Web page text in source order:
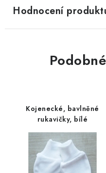
Hodnocení
Kojenecké, bavlněné
rukavičky, bílé